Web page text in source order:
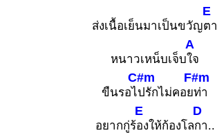
ส่งเนื้อเย็นมาเป็นขวัญ
E
ตา
หนาวเหน็บเจ็บ
A
ใจ
ขืนรอไ
C#m
ปรักไม่คอย
F#m
ท่า
อยากกู่ร้
E
องให้ก้องโล
D
กา..